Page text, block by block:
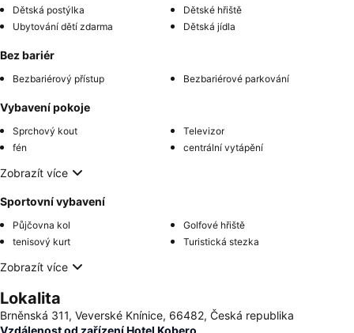
Dětská postýlka
Dětské hřiště
Ubytování dětí zdarma
Dětská jídla
Bez bariér
Bezbariérový přístup Bezbariérové parkování
Vybavení pokoje
Sprchový kout
Televizor
fén
centrální vytápění
Zobrazít více
Sportovní vybavení
Půjčovna kol
Golfové hřiště
tenisový kurt
Turistická stezka
Zobrazít více
Lokalita
Brněnská 311, Veverské Knínice, 66482, Česká republika
Vzdálenost od zařízení Hotel Kobero